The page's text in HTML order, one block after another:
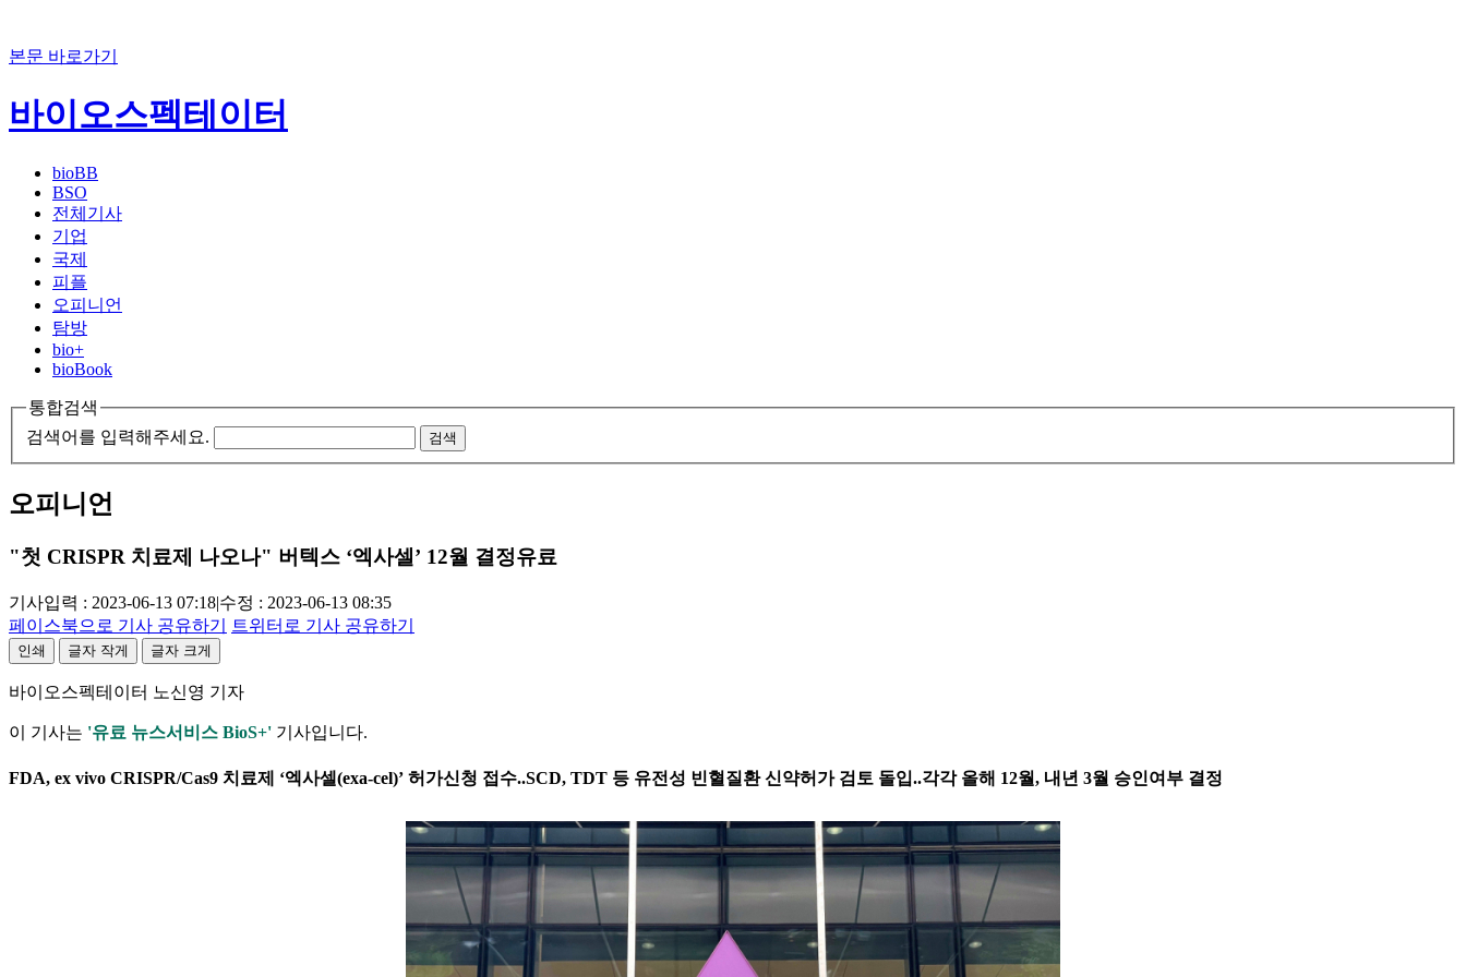
본문 바로가기
바이오스펙테이터
bioBB
BSO
전체기사
기업
국제
피플
오피니언
탐방
bio+
bioBook
통합검색
검색어를 입력해주세요.
검색
오피니언
"첫 CRISPR 치료제 나오나" 버텍스 ‘엑사셀’ 12월 결정유료
기사입력 : 2023-06-13 07:18|수정 : 2023-06-13 08:35
페이스북으로 기사 공유하기
트위터로 기사 공유하기
인쇄 글자 작게 글자 크게
바이오스펙테이터 노신영 기자
이 기사는 '유료 뉴스서비스 BioS+' 기사입니다.
FDA, ex vivo CRISPR/Cas9 치료제 ‘엑사셀(exa-cel)’ 허가신청 접수..SCD, TDT 등 유전성 빈혈질환 신약허가 검토 돌입..각각 올해 12월, 내년 3월 승인여부 결정